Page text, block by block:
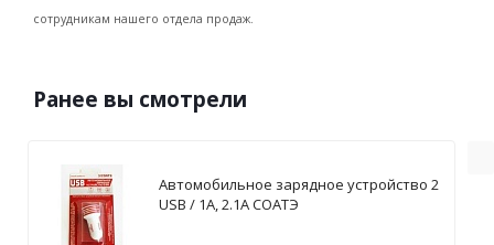
сотрудникам нашего отдела продаж.
Ранее вы смотрели
Автомобильное зарядное устройство 2
USB / 1А, 2.1А СОАТЭ